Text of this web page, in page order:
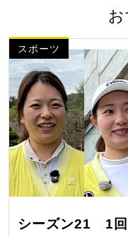
スポーツ
シーズン21 1